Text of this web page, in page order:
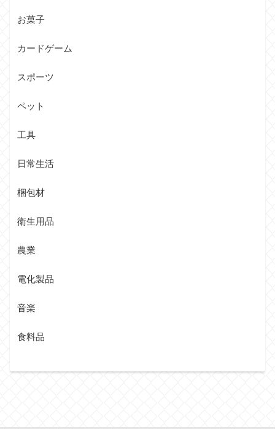
お菓子
カードゲーム
スポーツ
ペット
工具
日常生活
梱包材
衛生用品
農業
電化製品
音楽
食料品